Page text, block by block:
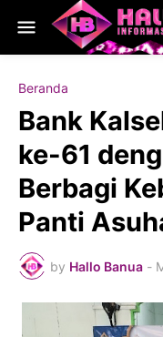
Beranda
Bank
ke-61
Berbagi
Panti
by Hallo Banua -